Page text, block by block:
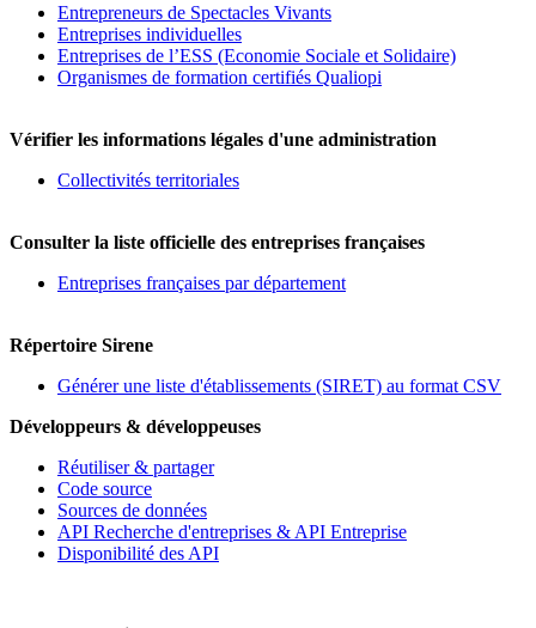
Entrepreneurs de Spectacles Vivants
Entreprises individuelles
Entreprises de l’ESS (Economie Sociale et Solidaire)
Organismes de formation certifiés Qualiopi
Vérifier les informations légales d'une administration
Collectivités territoriales
Consulter la liste officielle des entreprises françaises
Entreprises françaises par département
Répertoire Sirene
Générer une liste d'établissements (SIRET) au format CSV
Développeurs & développeuses
Réutiliser & partager
Code source
Sources de données
API Recherche d'entreprises & API Entreprise
Disponibilité des API